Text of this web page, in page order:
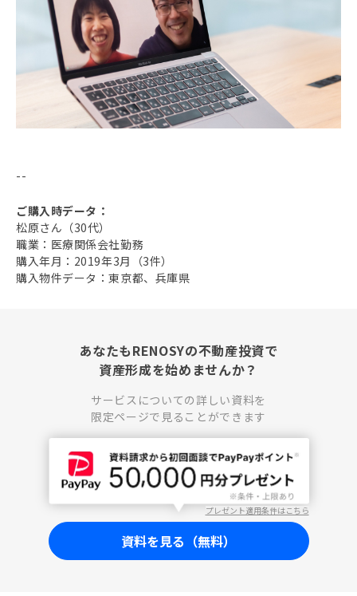
--
ご購入時データ：
松原さん（30代）
職業：医療関係会社勤務
購入年月：2019年3月（3件）
購入物件データ：東京都、兵庫県
あなたもRENOSYの不動産投資で
資産形成を始めませんか？
サービスについての詳しい資料を
限定ページで見ることができます
プレゼント適用条件はこちら
資料を見る（無料）